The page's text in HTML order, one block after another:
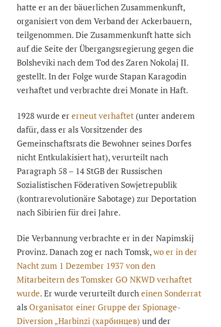
hatte er an der bäuerlichen Zusammenkunft,
organisiert von dem Verband der Ackerbauern,
teilgenommen. Die Zusammenkunft hatte sich
auf die Seite der Übergangsregierung gegen die
Bolsheviki nach dem Tod des Zaren Nokolaj II.
gestellt. In der Folge wurde Stapan Karagodin
verhaftet und verbrachte drei Monate in Haft.
1928 wurde ererneut verhaftet (unter anderem
dafür, dass er als Vorsitzender des
Gemeinschaftsrats die Bewohner seines Dorfes
nicht Entkulakisiert hat), verurteilt nach
Paragraph 58 – 14 StGB der Russischen
Sozialistischen Föderativen Sowjetrepublik
(kontrarevolutionäre Sabotage) zur Deportation
nach Sibirien für drei Jahre.
Die Verbannung verbrachte er in der Napimskij
Provinz. Danach zog er nach Tomsk,wo er in der
Nacht zum 1 Dezember 1937 von den
Mitarbeitern des Tomsker GO NKWD verhaftet
wurde. Er wurde verurteilt durcheinen Sonderrat
als Organisator einer Gruppe der Spionage-
Diversion „Harbinzi (харбинцев) und der